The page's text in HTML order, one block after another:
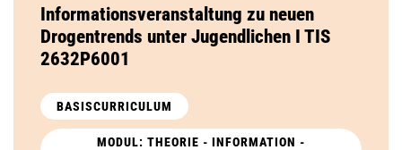
Informationsveranstaltung zu neuen
Drogentrends unter Jugendlichen I TIS
2632P6001
BASISCURRICULUM
MODUL: THEORIE - INFORMATION -